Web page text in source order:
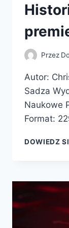
Przez
Autor:
Sadza
Naukowe
Format:
DOWIEDZ